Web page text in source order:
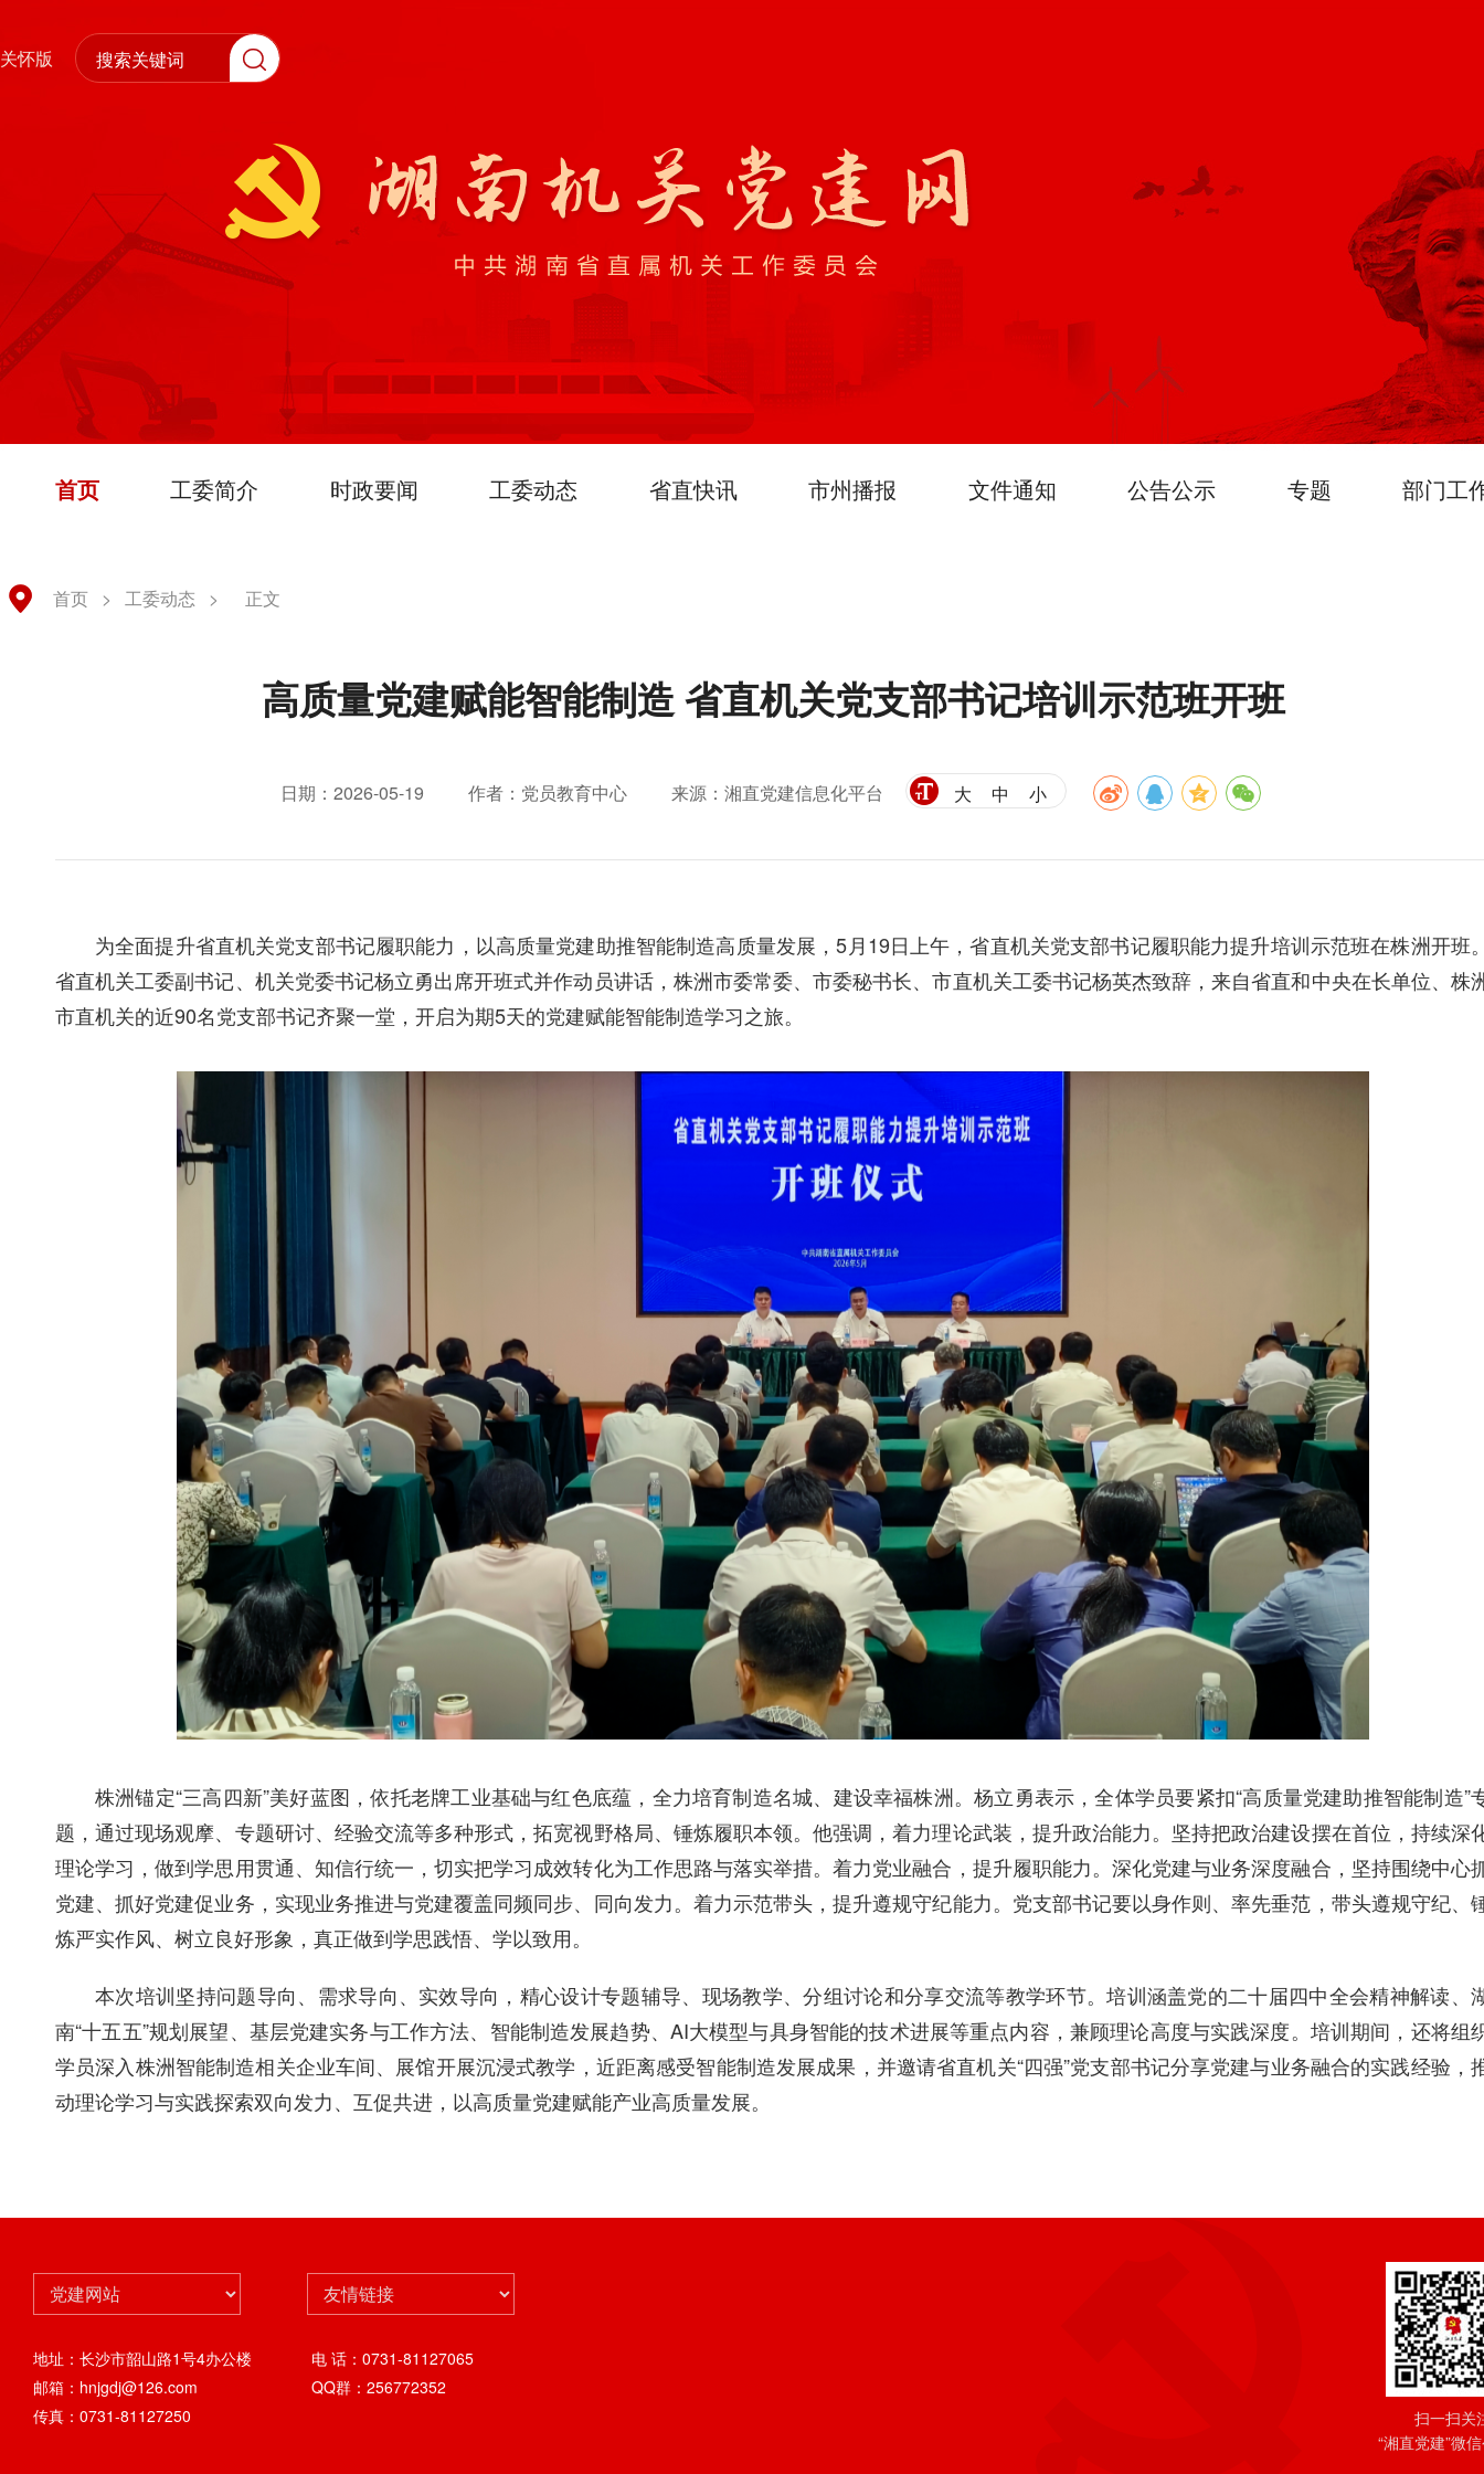
关怀版
首页 工委简介 时政要闻 工委动态 省直快讯 市州播报 文件通知 公告公示 专题 部门工
首页 > 工委动态 > 正文
高质量党建赋能智能制造 省直机关党支部书记培训示范班开班
日期：2026-05-19 作者：党员教育中心 来源：湘直党建信息化平台 大 中 小
为全面提升省直机关党支部书记履职能力，以高质量党建助推智能制造高质量发展，5月19日上午，省直机关党支部书记履职能力提升培训示范班在株洲开班
省直机关工委副书记、机关党委书记杨立勇出席开班式并作动员讲话，株洲市委常委、市委秘书长、市直机关工委书记杨英杰致辞，来自省直和中央在长单位、株
市直机关的近90名党支部书记齐聚一堂，开启为期5天的党建赋能智能制造学习之旅。
株洲锚定“三高四新”美好蓝图，依托老牌工业基础与红色底蕴，全力培育制造名城、建设幸福株洲。杨立勇表示，全体学员要紧扣“高质量党建助推智能制造”
题，通过现场观摩、专题研讨、经验交流等多种形式，拓宽视野格局、锤炼履职本领。他强调，着力理论武装，提升政治能力。坚持把政治建设摆在首位，持续深
理论学习，做到学思用贯通、知信行统一，切实把学习成效转化为工作思路与落实举措。着力党业融合，提升履职能力。深化党建与业务深度融合，坚持围绕中心
党建、抓好党建促业务，实现业务推进与党建覆盖同频同步、同向发力。着力示范带头，提升遵规守纪能力。党支部书记要以身作则、率先垂范，带头遵规守纪、
炼严实作风、树立良好形象，真正做到学思践悟、学以致用。
本次培训坚持问题导向、需求导向、实效导向，精心设计专题辅导、现场教学、分组讨论和分享交流等教学环节。培训涵盖党的二十届四中全会精神解读、
南“十五五”规划展望、基层党建实务与工作方法、智能制造发展趋势、AI大模型与具身智能的技术进展等重点内容，兼顾理论高度与实践深度。培训期间，还将组
学员深入株洲智能制造相关企业车间、展馆开展沉浸式教学，近距离感受智能制造发展成果，并邀请省直机关“四强”党支部书记分享党建与业务融合的实践经验，
动理论学习与实践探索双向发力、互促共进，以高质量党建赋能产业高质量发展。
地址：长沙市韶山路1号4办公楼
电 话：0731-81127065
邮箱：hnjgdj@126.com
QQ群：256772352
传真：0731-81127250
扫一扫关
“湘直党建”微